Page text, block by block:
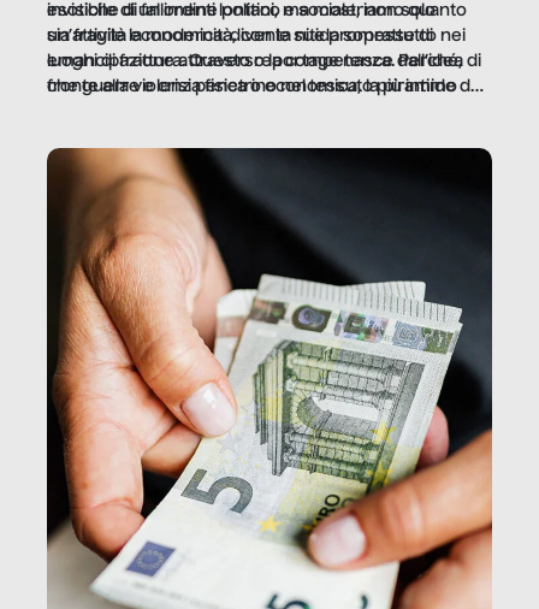
invisibile di un ordine politico e sociale, non solo
un’attività economica: diventa nitida soprattutto nei
luoghi di frattura. Questo reportage nasce dall’idea
che guerre e crisi penetrino nel tessuto più intimo
esotiche di fallimenti lontani, ma mostriamo quanto
sia fragile la modernità, con le sue promesse di
emancipazione attraverso la competenza. Perché, di
fronte alla violenza fisica o economica, la piramide del